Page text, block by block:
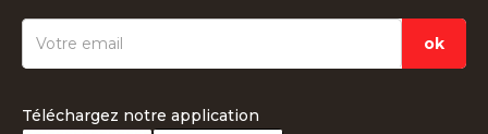
Téléchargez notre application